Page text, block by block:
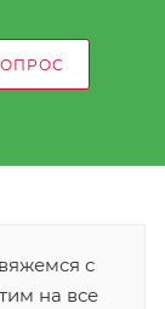
с
на все